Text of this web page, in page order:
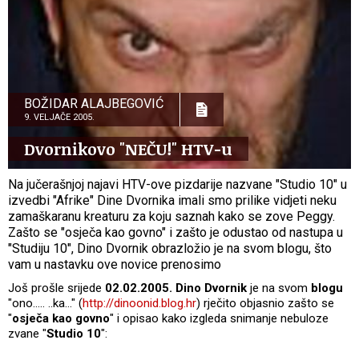
BOŽIDAR ALAJBEGOVIĆ
9. VELJAČE 2005.
Dvornikovo "NEČU!" HTV-u
Na jučerašnjoj najavi HTV-ove pizdarije nazvane "Studio 10" u
izvedbi "Afrike" Dine Dvornika imali smo prilike vidjeti neku
zamaškaranu kreaturu za koju saznah kako se zove Peggy.
Zašto se "osječa kao govno" i zašto je odustao od nastupa u
"Studiju 10", Dino Dvornik obrazložio je na svom blogu, što
vam u nastavku ove novice prenosimo
Još prošle srijede 02.02.2005. Dino Dvornik je na svom blogu
"ono.…. ..ka…" (http://dinoonid.blog.hr) rječito objasnio zašto se
"osječa kao govno" i opisao kako izgleda snimanje nebuloze
zvane "Studio 10":